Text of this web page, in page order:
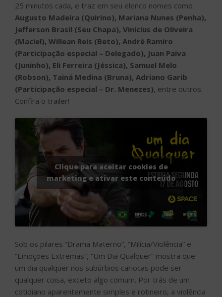
25 minutos cada, e traz em seu elenco nomes como
Augusto Madeira (Quirino), Mariana Nunes (Penha),
Jefferson Brasil (Seu Chapa), Vinicius de Oliveira
(Maciel), Willean Reis (Beto), André Ramiro
(Participação especial – Delegado), Juan Paiva
(Juninho), Eli Ferreira (Jéssica), Samuel Melo
(Robson), Tainá Medina (Bruna), Adriano Garib
(Participação especial – Dr. Menezes), entre outros.
Confira o trailer!
Clique para aceitar cookies de
marketing e ativar este conteúdo
Sob os pilares “Drama Materno”, “Milícia/Violência” e
“Emoções Extremas”, “Um Dia Qualquer” mostra que
um dia qualquer nos subúrbios cariocas pode ser
qualquer coisa, exceto algo comum. Por trás de um
cotidiano aparentemente simples e rotineiro, a violência